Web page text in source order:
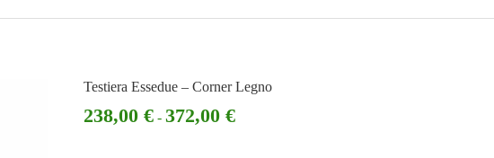
Testiera Essedue – Corner Legno
238,00€ - 372,00€